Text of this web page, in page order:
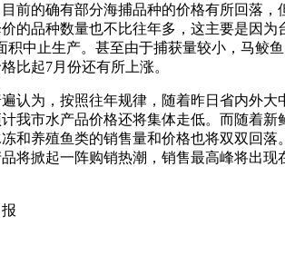
前的确有部分海捕品种的价格有所回落，
的品种数量也不比往年多，这主要是因为
积中止生产。甚至由于捕获量较小，马鲛
比起7月份还有所上涨。
为，按照往年规律，随着昨日省内外大
我市水产品价格还将集体走低。而随着新
冻和养殖鱼类的销售量和价格也将双双回落
将掀起一阵购销热潮，销售最高峰将出现